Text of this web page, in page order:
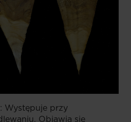
Występuje przy
Objawia się